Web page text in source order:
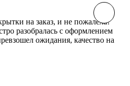
на заказ, и не пожалела!
разобралась с оформлением
ожидания, качество на